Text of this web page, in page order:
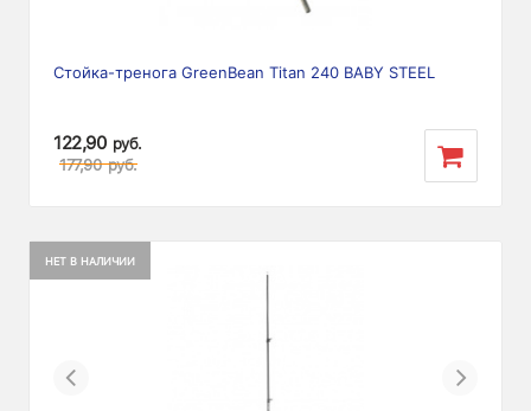
Стойка-тренога GreenBean Titan 240 BABY STEEL
122,90 руб.
177,90 руб.
НЕТ В НАЛИЧИИ
Previous Next